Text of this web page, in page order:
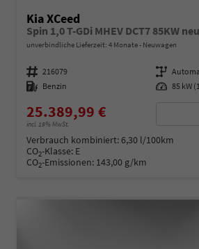
Kia XCeed
Spin 1,0 T-GDi MHEV DCT7 85KW
unverbindliche Lieferzeit: 4 Monate Neuwagen
Fahrzeugnummer 216079 Getriebe
Kraftstoff Benzin Leistung 85 kW
25.389,99 €
incl. 19% MwSt.
Verbrauch kombiniert:6,30 l/100km
CO2-Klasse: E
CO2-Emissionen: 143,00 g/km